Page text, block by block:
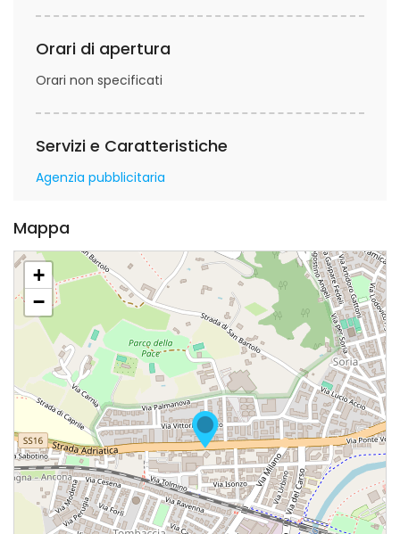
Orari di apertura
Orari non specificati
Servizi e Caratteristiche
Agenzia pubblicitaria
Mappa
+
−